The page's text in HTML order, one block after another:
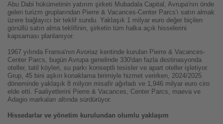
Abu Dabi hükümetinin yatırım şirketi Mubadala Capital, Avrupa'nın önde
gelen turizm gruplarından Pierre & Vacances-Center Parcs'ı satın almak
üzere bağlayıcı bir teklif sundu. Yaklaşık 1 milyar euro değer biçilen
gönüllü satın alma teklifinin, şirketin tüm halka açık hisselerini
kapsaması planlanıyor.
1967 yılında Fransa'nın Avoriaz kentinde kurulan Pierre & Vacances-
Center Parcs, bugün Avrupa genelinde 330'dan fazla destinasyonda
oteller, tatil köyleri, su parkı konseptli tesisler ve apart oteller işletiyor.
Grup, 45 bini aşkın konaklama birimiyle hizmet verirken, 2024/2025
döneminde yaklaşık 8 milyon misafir ağırladı ve 1,946 milyar euro ciro
elde etti. Faaliyetlerini Pierre & Vacances, Center Parcs, maeva ve
Adagio markaları altında sürdürüyor.
Hissedarlar ve yönetim kurulundan olumlu yaklaşım